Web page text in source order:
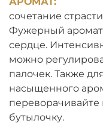
сочетание
Фужерный
сердце.
можно
палочек. Также
насыщенного
переворачивайте
бутылочку.